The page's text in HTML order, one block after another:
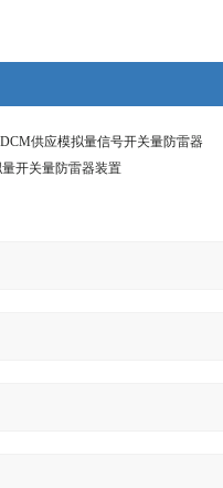
供应模拟量信号开关量防雷器
开关量防雷器装置